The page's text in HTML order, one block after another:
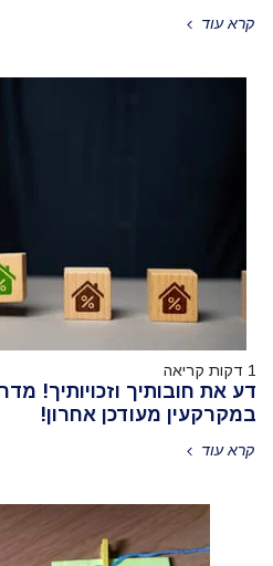
קרא עוד
1 דקות קריאה
דע את חובותיך וזכויותיך!
במקרקעין מעודכן אחרון!
קרא עוד